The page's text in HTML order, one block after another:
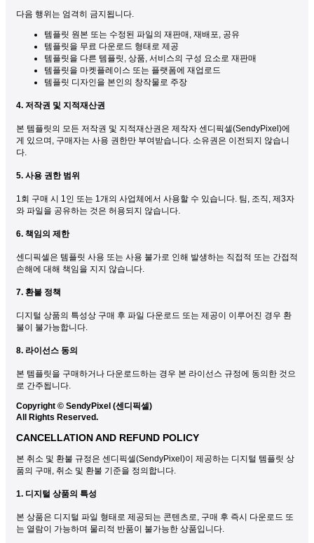
다음 행위는 엄격히 금지됩니다.
템플릿 원본 또는 수정된 파일의 재판매, 재배포, 공유
템플릿을 무료 다운로드 형태로 제공
템플릿을 다른 템플릿, 상품, 서비스의 구성 요소로 재판매
템플릿을 마켓플레이스 또는 플랫폼에 재업로드
템플릿 디자인을 본인의 창작물로 주장
4. 저작권 및 지적재산권
본 템플릿의 모든 저작권 및 지적재산권은 제작자 센디픽셀(SendyPixel)에
게 있으며, 구매자는 사용 권한만 부여받습니다. 소유권은 이전되지 않습니
다.
5. 사용 권한 범위
1회 구매 시 1인 또는 1개의 사업체에서 사용할 수 있습니다. 팀, 조직, 제3자
와 파일을 공유하는 것은 허용되지 않습니다.
6. 책임의 제한
센디픽셀은 템플릿 사용 또는 사용 불가로 인해 발생하는 직접적 또는 간접적
손해에 대해 책임을 지지 않습니다.
7. 환불 정책
디지털 상품의 특성상 구매 후 파일 다운로드 또는 제공이 이루어진 경우 환
불이 불가능합니다.
8. 라이선스 동의
본 템플릿을 구매하거나 다운로드하는 경우 본 라이선스 규정에 동의한 것으
로 간주됩니다.
Copyright © SendyPixel (센디픽셀)
All Rights Reserved.
CANCELLATION AND REFUND POLICY
본 취소 및 환불 규정은 센디픽셀(SendyPixel)이 제공하는 디지털 템플릿 상
품의 구매, 취소 및 환불 기준을 정의합니다.
1. 디지털 상품의 특성
본 상품은 디지털 파일 형태로 제공되는 콘텐츠로, 구매 후 즉시 다운로드 또
는 열람이 가능하며 물리적 반품이 불가능한 상품입니다.